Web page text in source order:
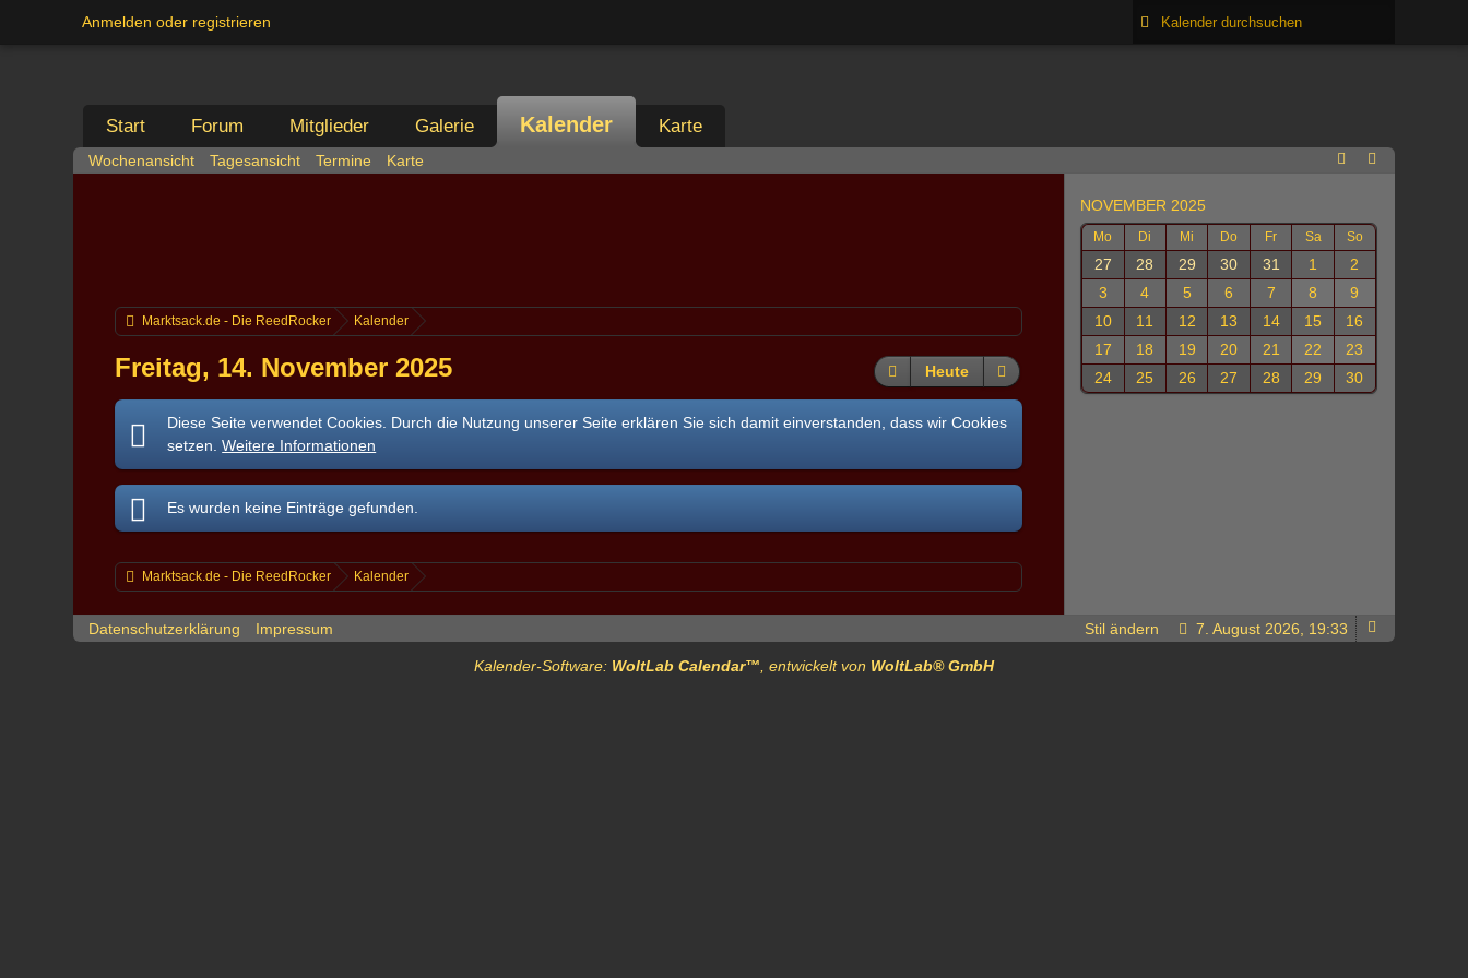
Anmelden oder registrieren
Start Forum Mitglieder Galerie Kalender Karte
Wochenansicht Tagesansicht Termine Karte
Marktsack.de - Die ReedRocker Kalender
Freitag, 14. November 2025 Heute
Diese Seite verwendet Cookies. Durch die Nutzung unserer Seite erklären Sie sich damit einverstanden, dass wir Cookies
setzen.Weitere Informationen
Es wurden keine Einträge gefunden.
Marktsack.de - Die ReedRocker Kalender
NOVEMBER 2025
Mo Di Mi Do Fr Sa So
27 28 29 30 31 1
2
3
4 5 6 7 8
9
10
11 12 13 14 15
16
17
18 19 20 21 22
23
24
25 26 27 28 29 30
Datenschutzerklärung Impressum 7. August 2026, 19:33
Stil ändern
Kalender-Software: WoltLab Calendar™ , entwickelt von WoltLab® GmbH